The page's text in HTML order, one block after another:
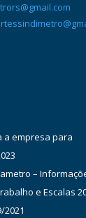
a empresa para
–
e Escalas
2021